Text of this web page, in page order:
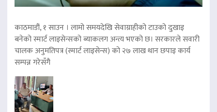
काठमाडौं, १ साउन । लामो समयदेखि सेवाग्राहीको टाउको दुखाइ
बनेको स्मार्ट लाइसेन्सको ब्याकलग अन्त्य भएको छ। सरकारले सवारी
चालक अनुमतिपत्र (स्मार्ट लाइसेन्स) को २७ लाख थान छपाइ कार्य
सम्पन्न गरेसँगै